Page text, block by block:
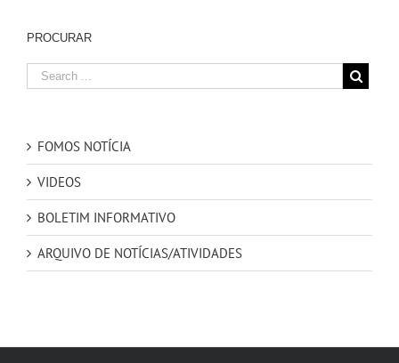
PROCURAR
FOMOS NOTÍCIA
VIDEOS
BOLETIM INFORMATIVO
ARQUIVO DE NOTÍCIAS/ATIVIDADES